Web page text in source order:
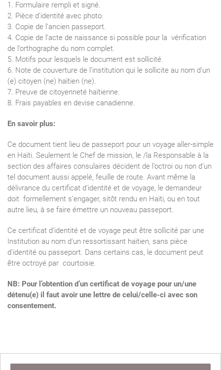
1. Formulaire rempli et signé.
2. Pièce d’identité avec photo.
3. Copie de l’ancien passeport.
4. Copie de l’acte de naissance si possible pour la vérification
de l’orthographe du nom complet.
5. Motifs pour lesquels le document est sollicité.
6. Note de couverture de l’institution qui le sollicite au nom d’un
(e) citoyen (ne) haïtien (ne).
7. Preuve de citoyenneté haïtienne.
8. Frais payables en devise canadienne.
En savoir plus:
Ce document tient lieu de passeport pour un voyage aller-simple
en Haïti. Seulement le Chef de mission, le /la Responsable à la
section des affaires consulaires décident de l’octroi ou non d’un
tel document aussi appelé, feuille de route. Avant même la
délivrance du certificat d’identité et de voyage, le demandeur
doit formellement s’engager, sitôt rendu en Haïti, ou en tout
autre lieu, à se faire émettre un nouveau passeport.
Ce certificat d’identité et de voyage peut être sollicité par une
Institution au nom d’un ressortissant haïtien, sans pièce
d’identité ou passeport. Dans certains cas, le document peut
être octroyé par courtoisie.
NB: Pour l’obtention d’un certificat de voyage pour un/une
détenu(e) il faut avoir une lettre de celui/celle-ci avec son
consentement.